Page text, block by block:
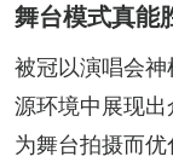
舞台模式真能
被冠以演唱会
源环境中展现
为舞台拍摄而